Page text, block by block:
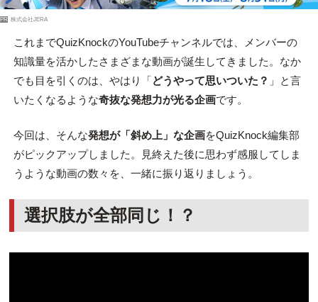
PR 株式会社JERA
これまでQuizKnockのYouTubeチャンネルでは、メンバーの
知識量を活かしたさまざまな動画が誕生してきました。なか
でも目を引くのは、やはり「どうやって思いついた？ 」と言
いたくなるような奇抜な発想力が光る企画です。
今回は、そんな発想が「斜め上」な企画をQuizKnock編集部
がピックアップしました。見終えた後に思わず感服してしま
うような動画の数々を、一緒に振り返りましょう。
選択肢が全部同じ！？